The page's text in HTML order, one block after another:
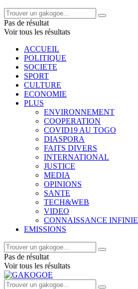
Pas de résultat
Voir tous les résultats
ACCUEIL
POLITIQUE
SOCIETE
SPORT
CULTURE
ECONOMIE
PLUS
ENVIRONNEMENT
COOPERATION
COVID19 AU TOGO
DIASPORA
FAITS DIVERS
INTERNATIONAL
JUSTICE
MEDIA
OPINIONS
SANTE
TECH&WEB
VIDEO
CONNAISSANCE INFINIE
EMISSIONS
Pas de résultat
Voir tous les résultats